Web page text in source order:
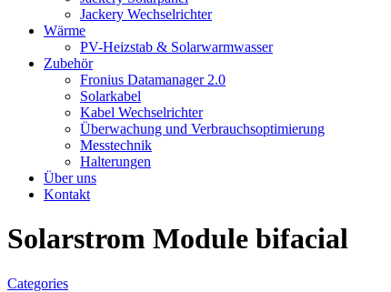
Jackery Wechselrichter
Wärme
PV-Heizstab & Solarwarmwasser
Zubehör
Fronius Datamanager 2.0
Solarkabel
Kabel Wechselrichter
Überwachung und Verbrauchsoptimierung
Messtechnik
Halterungen
Über uns
Kontakt
Solarstrom Module bifacial
Categories